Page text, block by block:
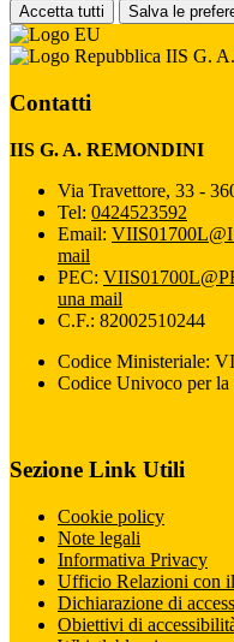
Accetta tutti Salva le
IIS G.
Contatti
IIS G. A. REMONDINI
Via Travettore, 33 -
Tel: 0424523592
Email:
mail
PEC:
una mail
C.F.: 82002510244
Codice Ministeriale:
Codice Univoco per
Sezione Link Utili
Cookie policy
Note legali
Informativa Privacy
Ufficio Relazioni con
Dichiarazione di
Obiettivi di